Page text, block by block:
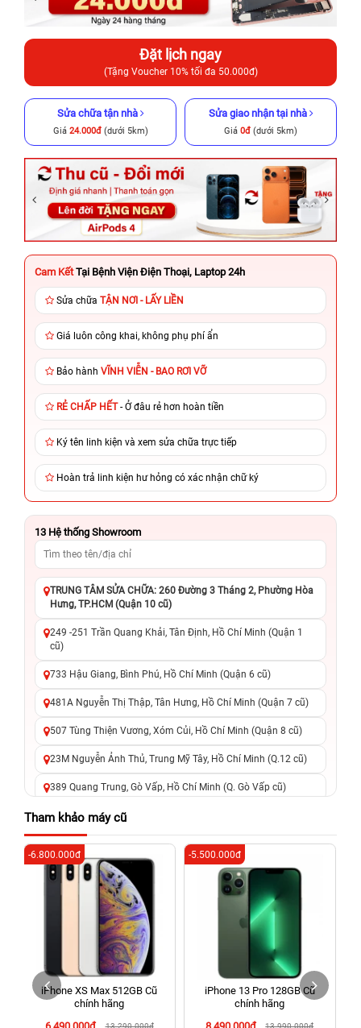
Đặt lịch ngay
(Tặng Voucher 10% tối đa 50.000đ)
Sửa chữa tận nhà
Giá 24.000đ(dưới 5km)
Sửa giao nhận tại nhà
Giá 0đ (dưới 5km)
Cam Kết Tại Bệnh Viện Điện Thoại, Laptop 24h
Sửa chữa TẬN NƠI - LẤY LIỀN
Giá luôn công khai, không phụ phí ẩn
Bảo hành VĨNH VIỄN - BAO RƠI VỠ
RẺ CHẤP HẾT- Ở đâu rẻ hơn hoàn tiền
Ký tên linh kiện và xem sửa chữa trực tiếp
Hoàn trả linh kiện hư hỏng có xác nhận chữ ký
13 Hệ thống Showroom
TRUNG TÂM SỬA CHỮA: 260 Đường 3 Tháng 2, Phường Hòa
Hưng, TP.HCM (Quận 10 cũ)
249 -251 Trần Quang Khải, Tân Định, Hồ Chí Minh (Quận 1
cũ)
733 Hậu Giang, Bình Phú, Hồ Chí Minh (Quận 6 cũ)
481A Nguyễn Thị Thập, Tân Hưng, Hồ Chí Minh (Quận 7 cũ)
507 Tùng Thiện Vương, Xóm Củi, Hồ Chí Minh (Quận 8 cũ)
23M Nguyễn Ảnh Thủ, Trung Mỹ Tây, Hồ Chí Minh (Q.12 cũ)
389 Quang Trung, Gò Vấp, Hồ Chí Minh (Q. Gò Vấp cũ)
625 - 625A Âu Cơ, Tân Phú, Hồ Chí Minh (Quận Tân Phú cũ)
326 Lê Văn Việt, Tăng Nhơn Phú, Hồ Chí Minh (Q.9 TP. Thủ
Đức cũ)
256 Võ Văn Ngân, Thủ Đức, Hồ Chí Minh (Bình Thọ, TP. Thủ
Đức Cũ)
70 Nguyễn An Ninh, Dĩ An, Hồ Chí Minh (Bình Dương Cũ)
24h Vũng Tàu: 162A Ba Cu, Vũng Tàu, Hồ Chí Minh (TP. Vũng
Tàu cũ)
198 Hoàng Văn Thụ, Tân Sơn Nhất, Hồ Chí Minh (Tân Bình
Tham khảo máy cũ
iPhone XS Max 512GB Cũ
chính hãng
13.290.000đ
-6.800.000đ
iPhone 13 Pro 128GB Cũ
chính hãng
13.990.000đ
-5.500.000đ